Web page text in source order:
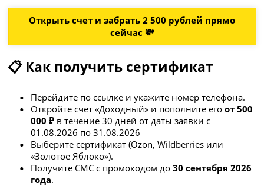
Открыть счет и забрать 2 500 рублей прямо
сейчас 💸
📋 Как получить сертификат
Перейдите по ссылке и укажите номер телефона.
Откройте счет «Доходный» и пополните его от 500
000 ₽в течение 30 дней от даты заявки с
01.08.2026 по 31.08.2026
Выберите сертификат (Ozon, Wildberries или
«Золотое Яблоко»).
Получите СМС с промокодом до 30 сентября 2026
года.